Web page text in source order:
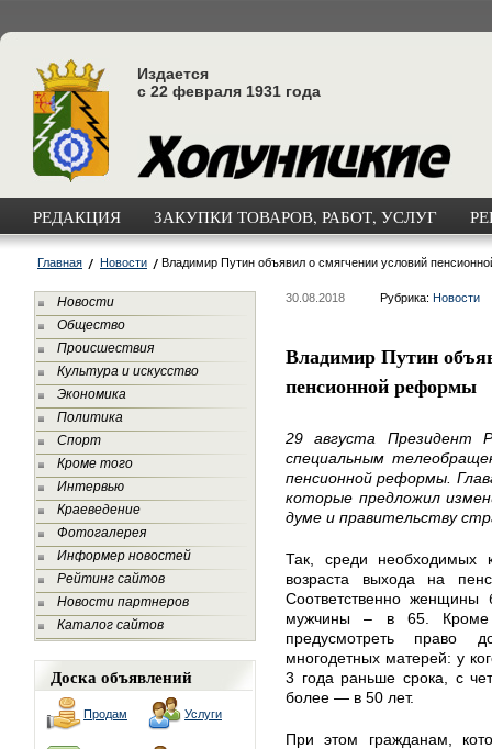
Издается
с 22 февраля 1931 года
РЕДАКЦИЯ ЗАКУПКИ ТОВАРОВ, РАБОТ, УСЛУГ
Главная Новости Владимир Путин объявил о смягчении условий
Новости
Общество
Происшествия
Культура и искусство
Экономика
Политика
Спорт
Кроме того
Интервью
Краеведение
Фотогалерея
Информер новостей
Рейтинг сайтов
Новости партнеров
Каталог сайтов
Доска объявлений
Продам Услуги
30.08.2018 Рубрика: Новости
Владимир Путин
пенсионной реформы
29 августа Президент
специальным
пенсионной реформы.
которые предложил
думе и правительству
Так, среди необходимых
возраста выхода на
Соответственно
мужчины – в 65. Кроме
предусмотреть право
многодетных матерей: у
3 года раньше срока, с
более — в 50 лет.
При этом гражданам,